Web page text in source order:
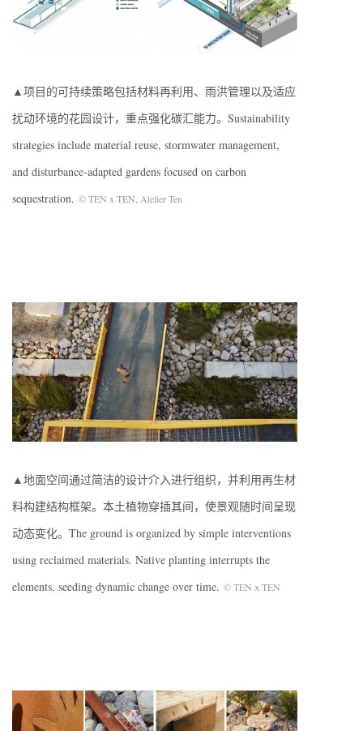
▲项目的可持续策略包括材料再利用、雨洪管理以及适应
扰动环境的花园设计，重点强化碳汇能力。Sustainability
strategies include material reuse, stormwater management,
and disturbance-adapted gardens focused on carbon
sequestration. © TEN x TEN, Atelier Ten
▲地面空间通过简洁的设计介入进行组织，并利用再生材
料构建结构框架。本土植物穿插其间，使景观随时间呈现
动态变化。The ground is organized by simple interventions
using reclaimed materials. Native planting interrupts the
elements, seeding dynamic change over time. © TEN x TEN